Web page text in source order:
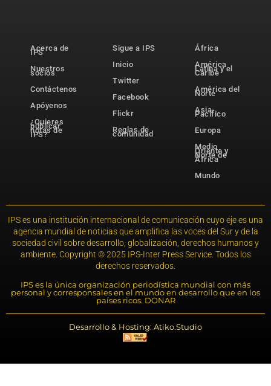
Acerca de
IPS
Nuestros
socios
Contáctenos
Apóyenos
¿Quieres
publicar
notas de
IPS?
Sigue a IPS
Inicio
Twitter
Facebook
Flickr
Reglas de
comunidad
África
América
Latina y el
Caribe
América del
Norte
Asia-
Pacífico
Europa
Medio
Oriente y
Norte de
África
Mundo
IPS es una institución internacional de comunicación cuyo eje es una
agencia mundial de noticias que amplifica las voces del Sur y de la
sociedad civil sobre desarrollo, globalización, derechos humanos y
ambiente. Copyright © 2025 IPS-Inter Press Service. Todos los
derechos reservados.
IPS es la única organización periodística mundial con más
personal y corresponsales en el mundo en desarrollo que en los
países ricos. DONAR
Desarrollo & Hosting: Atiko.Studio